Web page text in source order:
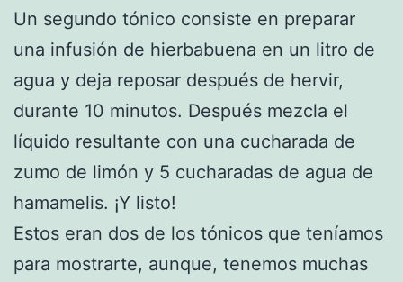
Un segundo tónico consiste en preparar
una infusión de hierbabuena en un litro de
agua y deja reposar después de hervir,
durante 10 minutos. Después mezcla el
líquido resultante con una cucharada de
zumo de limón y 5 cucharadas de agua de
hamamelis. ¡Y listo!
Estos eran dos de los tónicos que teníamos
para mostrarte, aunque, tenemos muchas